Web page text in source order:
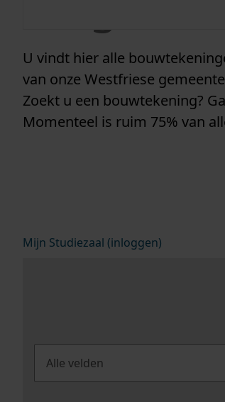
U vindt hier alle
van onze Westfriese
Zoekt u een bouwtekening?
Momenteel is ruim 75% van
Mijn Studiezaal (inloggen)